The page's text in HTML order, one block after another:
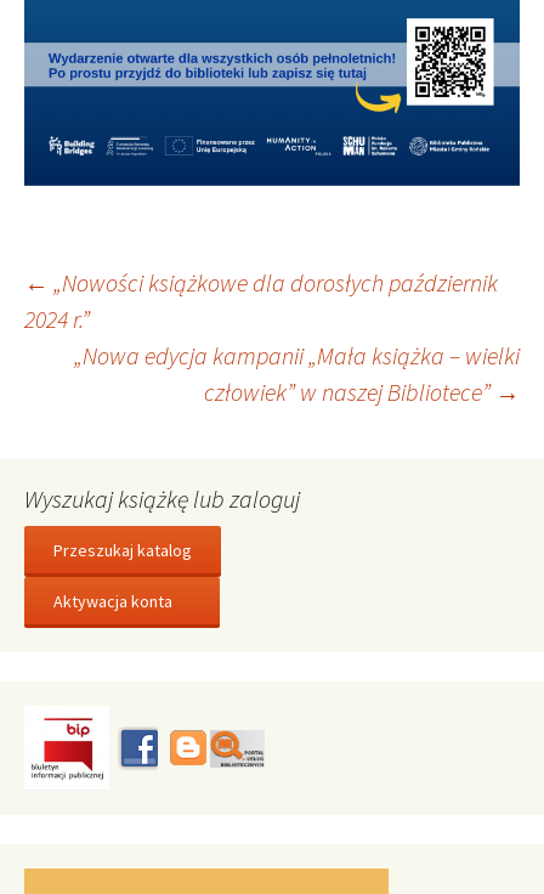
Nawigacja
wpisu
← „Nowości książkowe dla dorosłych październik
2024 r.”
„Nowa edycja kampanii „Mała książka – wielki
człowiek” w naszej Bibliotece” →
Wyszukaj książkę lub zaloguj